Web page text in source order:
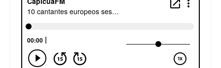
Donaciones
Publicidad
Advertising